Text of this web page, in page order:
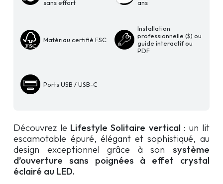
sans effort
ans
Matériau certifié FSC
Installation
professionnelle ($) ou
guide interactif ou
PDF
Ports USB / USB-C
Découvrez le Lifestyle Solitaire vertical : un lit
escamotable épuré, élégant et sophistiqué, au
design exceptionnel grâce à son système
d’ouverture sans poignées à effet crystal
éclairé au LED.